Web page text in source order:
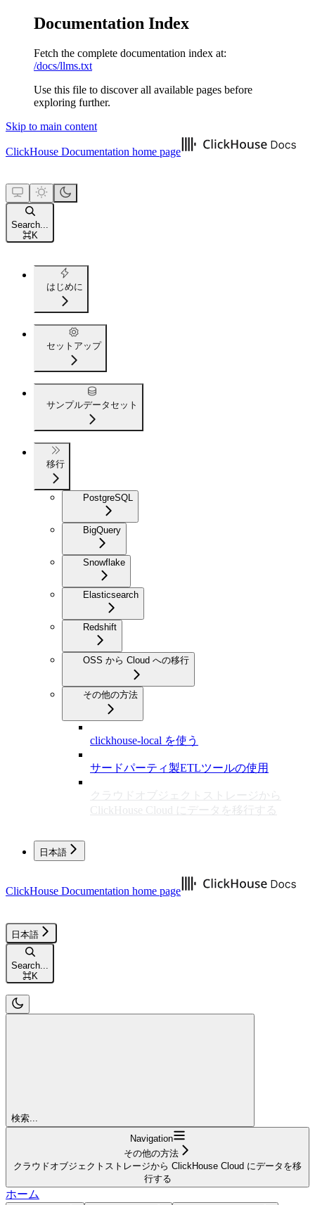
Documentation Index
Fetch the complete documentation index at:
/docs/llms.txt
Use this file to discover all available pages before
exploring further.
Skip to main content
ClickHouse Documentation home page
Search...
⌘K
はじめに
セットアップ
サンプルデータセット
移行
PostgreSQL
BigQuery
Snowflake
Elasticsearch
Redshift
OSS から Cloud への移行
その他の方法
clickhouse-local を使う
サードパーティ製ETLツールの使用
クラウドオブジェクトストレージから
ClickHouse Cloud にデータを移行する
日本語
ClickHouse Documentation home page
日本語
Search...
⌘K
検索...
Navigation
その他の方法
クラウドオブジェクトストレージから ClickHouse Cloud にデータを移
行する
ホーム